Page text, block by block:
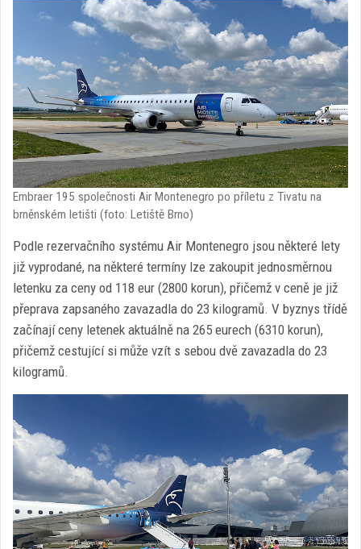
Embraer 195 společnosti Air Montenegro po příletu z Tivatu na
brněnském letišti (foto: Letiště Brno)
Podle rezervačního systému Air Montenegro jsou některé lety
již vyprodané, na některé termíny lze zakoupit jednosměrnou
letenku za ceny od 118 eur (2800 korun), přičemž v ceně je již
přeprava zapsaného zavazadla do 23 kilogramů. V byznys třídě
začínají ceny letenek aktuálně na 265 eurech (6310 korun),
přičemž cestující si může vzít s sebou dvě zavazadla do 23
kilogramů.